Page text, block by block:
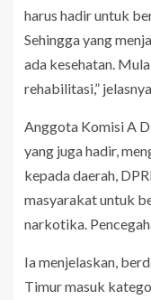
harus hadir untuk
Sehingga yang
ada kesehatan.
rehabilitasi,” jelasnya.
Anggota Komisi A
yang juga hadir,
kepada daerah,
masyarakat untuk
narkotika.
Ia menjelaskan,
Timur masuk